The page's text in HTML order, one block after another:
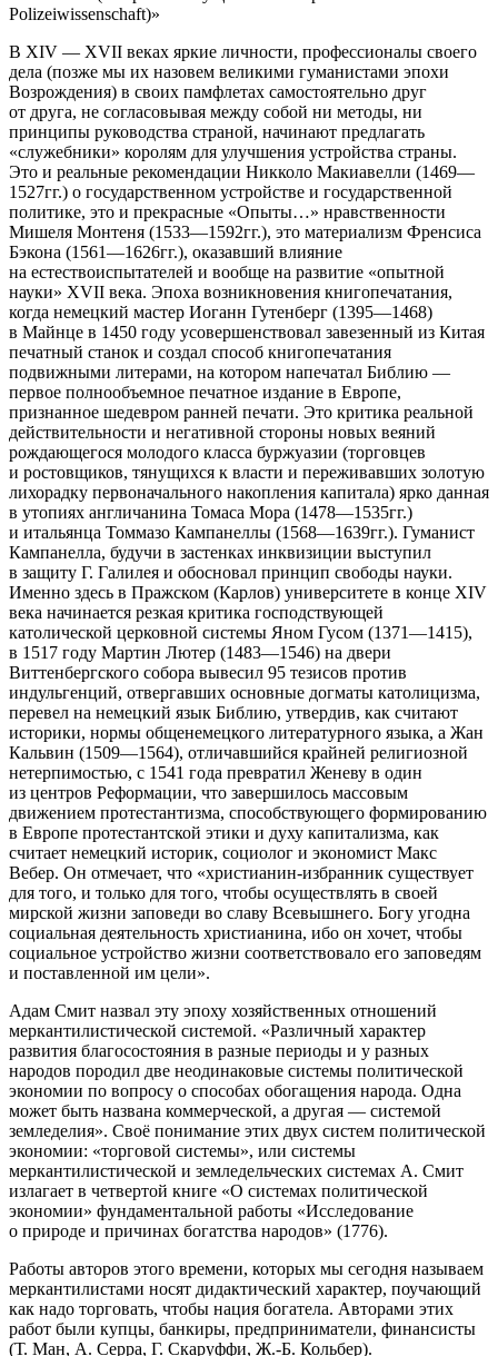
Polizeiwissenschaft)»
В XIV — XVII веках яркие личности, профессионалы своего
дела (позже мы их назовем великими гуманистами эпохи
Возрождения) в своих памфлетах самостоятельно друг
от друга, не согласовывая между собой ни методы, ни
принципы руководства страной, начинают предлагать
«служебники» королям для улучшения устройства страны.
Это и реальные рекомендации Никколо Макиавелли (1469—
1527гг.) о государственном устройстве и государственной
политике, это и прекрасные «Опыты…» нравственности
Мишеля Монтеня (1533—1592гг.), это материализм Френсиса
Бэкона (1561—1626гг.), оказавший влияние
на естествоиспытателей и вообще на развитие «опытной
науки» XVII века. Эпоха возникновения книгопечатания,
когда немецкий мастер Иоганн Гутенберг (1395—1468)
в Майнце в 1450 году усовершенствовал завезенный из Китая
печатный станок и создал способ книгопечатания
подвижными литерами, на котором напечатал Библию —
первое полнообъемное печатное издание в Европе,
признанное шедевром ранней печати. Это критика реальной
действительности и негативной стороны новых веяний
рождающегося молодого класса буржуазии (торговцев
и ростовщиков, тянущихся к власти и переживавших золотую
лихорадку первоначального накопления капитала) ярко данная
в утопиях англичанина Томаса Мора (1478—1535гг.)
и итальянца Томмазо Кампанеллы (1568—1639гг.). Гуманист
Кампанелла, будучи в застенках инквизиции выступил
в защиту Г. Галилея и обосновал принцип свободы науки.
Именно здесь в Пражском (Карлов) университете в конце XIV
века начинается резкая критика господствующей
католической церковной системы Яном Гусом (1371—1415),
в 1517 году Мартин Лютер (1483—1546) на двери
Виттенбергского собора вывесил 95 тезисов против
индульгенций, отвергавших основные догматы католицизма,
перевел на немецкий язык Библию, утвердив, как считают
историки, нормы общенемецкого литературного языка, а Жан
Кальвин (1509—1564), отличавшийся крайней религиозной
нетерпимостью, с 1541 года превратил Женеву в один
из центров Реформации, что завершилось массовым
движением протестантизма, способствующего формированию
в Европе протестантской этики и духу капитализма, как
считает немецкий историк, социолог и экономист Макс
Вебер. Он отмечает, что «христианин-избранник существует
для того, и только для того, чтобы осуществлять в своей
мирской жизни заповеди во славу Всевышнего. Богу угодна
социальная деятельность христианина, ибо он хочет, чтобы
социальное устройство жизни соответствовало его заповедям
и поставленной им цели».
Адам Смит назвал эту эпоху хозяйственных отношений
меркантилистической системой. «Различный характер
развития благосостояния в разные периоды и у разных
народов породил две неодинаковые системы политической
экономии по вопросу о способах обогащения народа. Одна
может быть названа коммерческой, а другая — системой
земледелия». Своё понимание этих двух систем политической
экономии: «торговой системы», или системы
меркантилистической и земледельческих системах А. Смит
излагает в четвертой книге «О системах политической
экономии» фундаментальной работы «Исследование
о природе и причинах богатства народов» (1776).
Работы авторов этого времени, которых мы сегодня называем
меркантилистами носят дидактический характер, поучающий
как надо торговать, чтобы нация богатела. Авторами этих
работ были купцы, банкиры, предприниматели, финансисты
(Т. Ман, А. Серра, Г. Скаруффи, Ж.-Б. Кольбер).